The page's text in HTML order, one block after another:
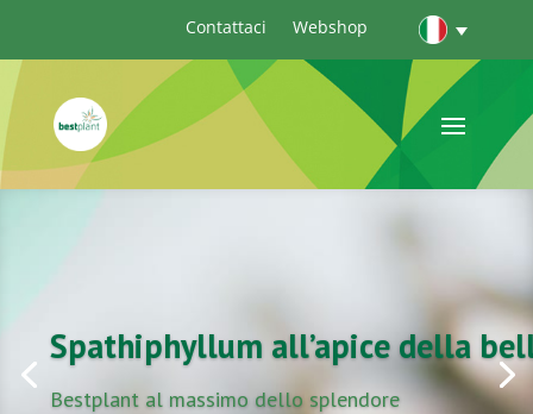
Contattaci Webshop
Spathiphyllum all’apice della
Bestplant al massimo dello splendore